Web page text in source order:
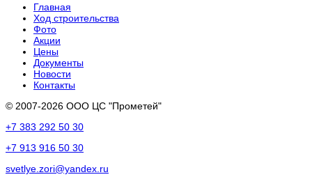
Главная
Ход строительства
Фото
Акции
Цены
Документы
Новости
Контакты
© 2007-2026 ООО ЦС "Прометей"
+7 383 292 50 30
+7 913 916 50 30
svetlye.zori@yandex.ru